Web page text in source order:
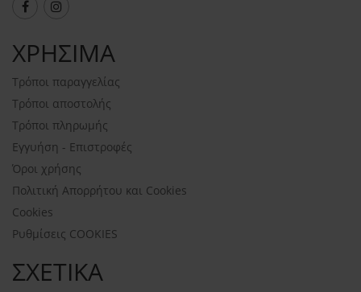
ΧΡΗΣΙΜΑ
Τρόποι παραγγελίας
Τρόποι αποστολής
Τρόποι πληρωμής
Εγγυήση - Επιστροφές
Όροι χρήσης
Πολιτική Απορρήτου και Cookies
Cookies
Ρυθμίσεις COOKIES
ΣΧΕΤΙΚΑ